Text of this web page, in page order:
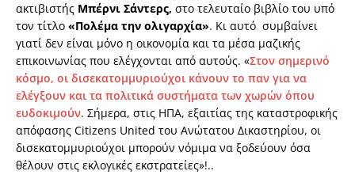
ακτιβιστής Μπέρνι Σάντερς, στο τελευταίο βιβλίο του υπό
τον τίτλο «Πολέμα την ολιγαρχία». Κι αυτό συμβαίνει
γιατί δεν είναι μόνο η οικονομία και τα μέσα μαζικής
επικοινωνίας που ελέγχονται από αυτούς. «Στον σημερινό
κόσμο, οι δισεκατομμυριούχοι κάνουν το παν για να
ελέγξουν και τα πολιτικά συστήματα των χωρών όπου
ευδοκιμούν. Σήμερα, στις ΗΠΑ, εξαιτίας της καταστροφικής
απόφασης Citizens United του Ανώτατου Δικαστηρίου, οι
δισεκατομμυριούχοι μπορούν νόμιμα να ξοδεύουν όσα
θέλουν στις εκλογικές εκστρατείες»!..